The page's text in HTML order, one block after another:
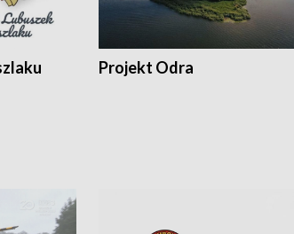
Projekt Odra